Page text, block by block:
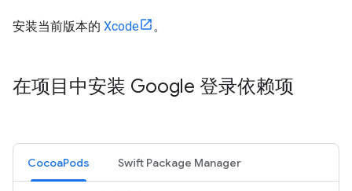
安装当前版本的 Xcode 。
在项目中安装 Google 登录依赖项
CocoaPods Swift Package Manager